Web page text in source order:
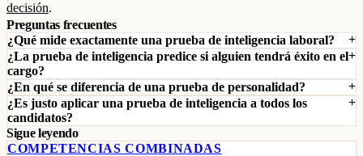
decisión.
Preguntas frecuentes
¿Qué mide exactamente una prueba de inteligencia laboral?
¿La prueba de inteligencia predice si alguien tendrá éxito en el
cargo?
¿En qué se diferencia de una prueba de personalidad?
¿Es justo aplicar una prueba de inteligencia a todos los
candidatos?
Sigue leyendo
COMPETENCIAS COMBINADAS